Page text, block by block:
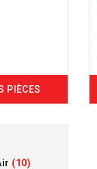
PIÈCES
(10)